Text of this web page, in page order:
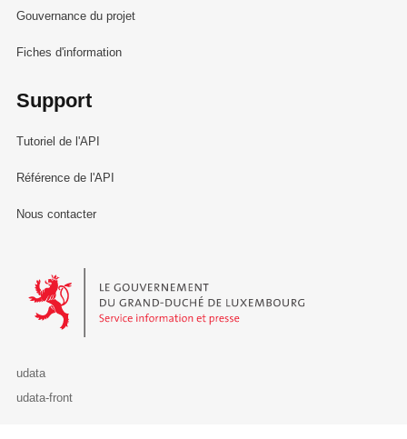
Gouvernance du projet
Fiches d'information
Support
Tutoriel de l'API
Référence de l'API
Nous contacter
Le Gouvernement du Grand-Duché de Luxembourg - Service
udata
udata-front